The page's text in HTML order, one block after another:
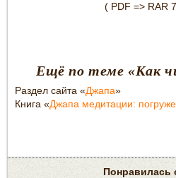
( PDF => RAR
Ещё по теме «Как
Раздел сайта «Джапа»
Книга «Джапа медитации:
Понравилась